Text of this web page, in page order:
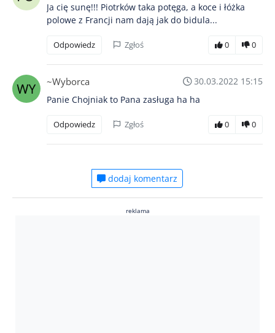
Ja cię sunę!!! Piotrków taka potęga, a koce i łóżka
polowe z Francji nam dają jak do bidula...
Odpowiedz Zgłoś 0 0
~Wyborca
30.03.2022 15:15
Panie Chojniak to Pana zasługa ha ha
Odpowiedz Zgłoś 0 0
dodaj komentarz
reklama